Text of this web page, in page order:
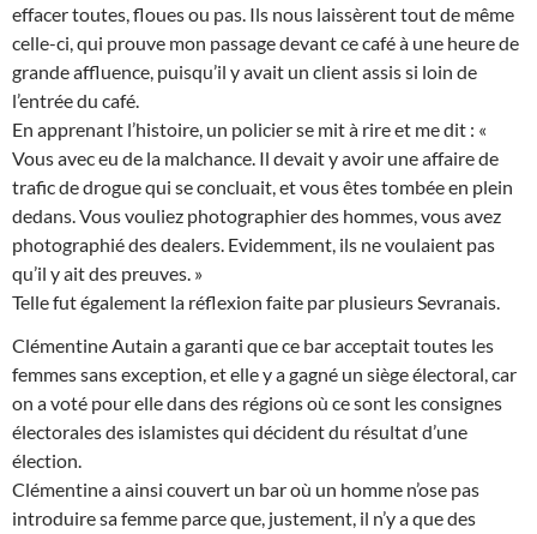
effacer toutes, floues ou pas. Ils nous laissèrent tout de même
celle-ci, qui prouve mon passage devant ce café à une heure de
grande affluence, puisqu’il y avait un client assis si loin de
l’entrée du café.
En apprenant l’histoire, un policier se mit à rire et me dit : «
Vous avec eu de la malchance. Il devait y avoir une affaire de
trafic de drogue qui se concluait, et vous êtes tombée en plein
dedans. Vous vouliez photographier des hommes, vous avez
photographié des dealers. Evidemment, ils ne voulaient pas
qu’il y ait des preuves. »
Telle fut également la réflexion faite par plusieurs Sevranais.
Clémentine Autain a garanti que ce bar acceptait toutes les
femmes sans exception, et elle y a gagné un siège électoral, car
on a voté pour elle dans des régions où ce sont les consignes
électorales des islamistes qui décident du résultat d’une
élection.
Clémentine a ainsi couvert un bar où un homme n’ose pas
introduire sa femme parce que, justement, il n’y a que des